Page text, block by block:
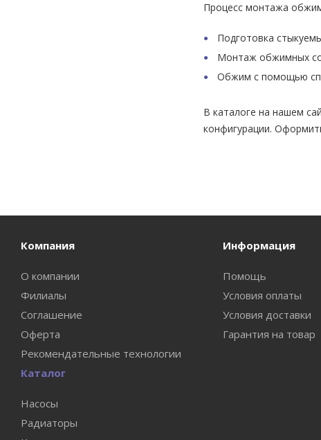
Процесс монтажа
Подготовка
Монтаж обжимных
Обжим с помощью
В каталоге на нашем
конфигурации.
Компания
О компании
Филиалы
Соглашение
Оферта
Рекомендательные технологии
Информация
Помощь
Условия оплаты
Условия доставки
Гарантия на товар
Каталог
Насосы
Радиаторы